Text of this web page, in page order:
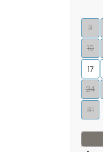
3
10
17
24
31